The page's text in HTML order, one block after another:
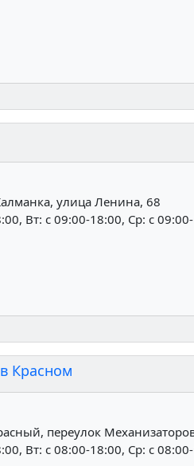
улица Ленина, 68
Вт: c 09:00-18:00, Ср: c
Красном
переулок
Вт: c 08:00-18:00, Ср: c